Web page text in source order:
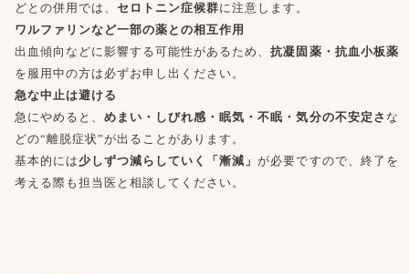
どとの併用では、 セロトニン症候群に注意します。
ワルファリンなど一部の薬との相互作用
出血傾向などに影響する可能性があるため、抗凝固薬・抗血小板薬
を服用中の方は必ずお申し出ください。
急な中止は避ける
急にやめると、 めまい・しびれ感・眠気・不眠・気分の不安定さ な
どの“離脱症状”が出ることがあります。
基本的には少しずつ減らしていく「漸減」が必要ですので、終了を
考える際も担当医と相談してください。